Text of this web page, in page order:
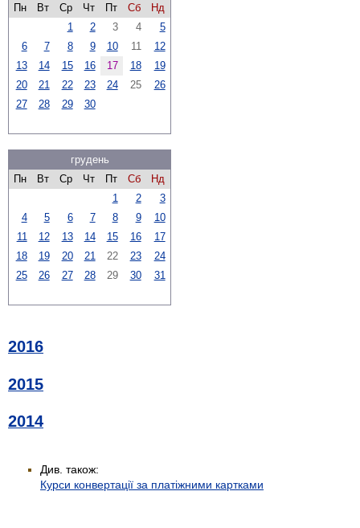
Пн
Вт Ср Чт Пт Сб
Нд
1
2 3 4
5
6
7 8 9 10 11
12
13
14 15 16 17 18
19
20
21 22 23 24 25
26
27
28 29 30
грудень
Пн
Вт Ср Чт Пт Сб
Нд
1
2
3
4
5 6 7 8 9
10
11
12 13 14 15 16
17
18
19 20 21 22 23
24
25
26 27 28 29 30 31
2016
2015
2014
Див. також:
Курси конвертації за платіжними картками